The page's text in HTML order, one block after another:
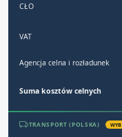
CŁO
VAT
Agencja celna i rozładunek
Suma kosztów celnych
TRANSPORT (POLSKA)